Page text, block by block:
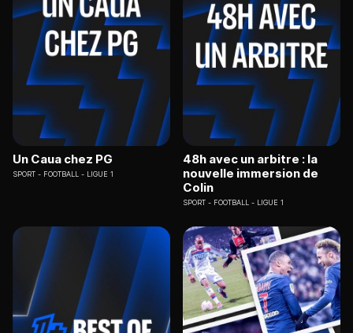
Un Caua chez PG
SPORT FOOTBALL - LIGUE 1
48h avec un arbitre : la
nouvelle immersion de
Colin
SPORT FOOTBALL - LIGUE 1